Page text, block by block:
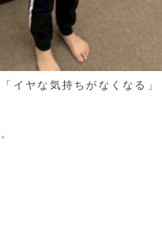
イヤな気持ちがなくなる